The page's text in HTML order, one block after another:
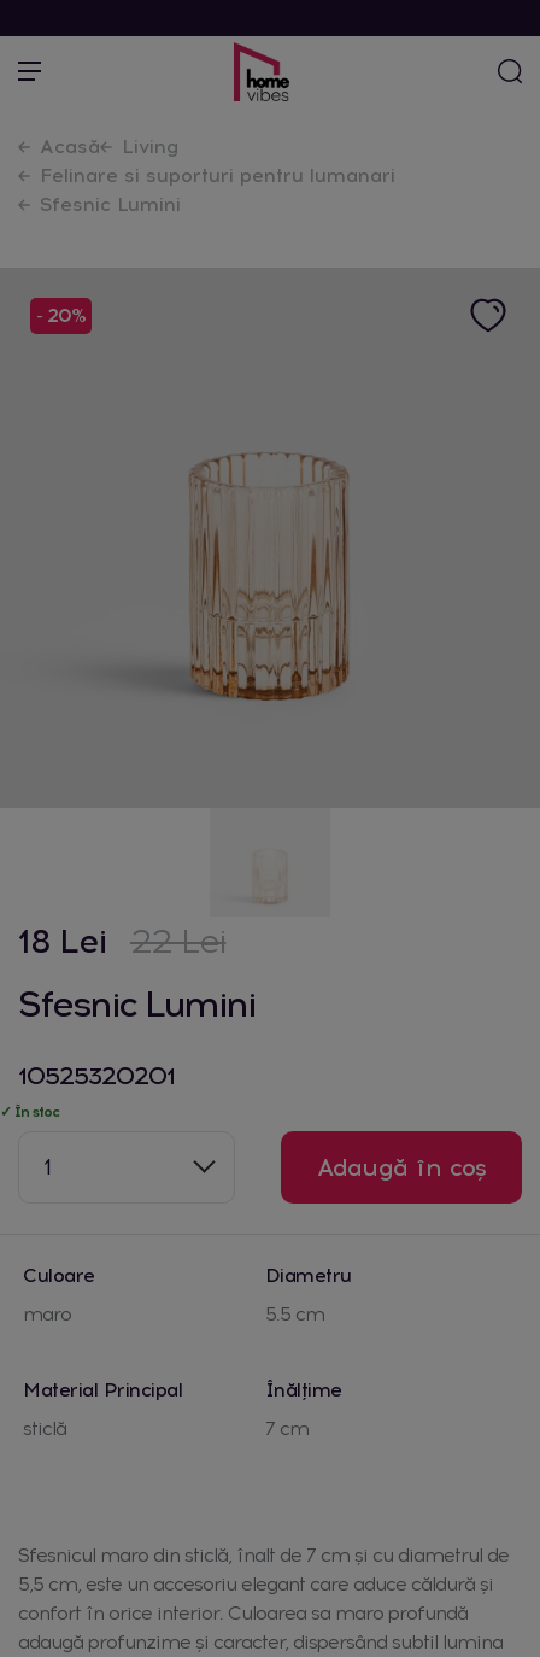
Acasă
Living
Felinare si suporturi pentru lumanari
Sfesnic Lumini
- 20%
18 Lei 22 Lei
Sfesnic Lumini
10525320201
✓ În stoc
1 Adaugă în coș
Culoare
maro
Diametru
5.5 cm
Material Principal
sticlă
Înălțime
7 cm
Sfesnicul maro din sticlă, înalt de 7 cm și cu diametrul de
5,5 cm, este un accesoriu elegant care aduce căldură și
confort în orice interior. Culoarea sa maro profundă
adaugă profunzime și caracter, dispersând subtil lumina